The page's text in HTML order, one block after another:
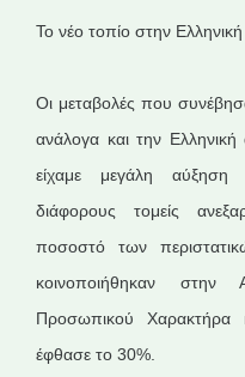
Το νέο τοπίο στην
Οι μεταβολές που
ανάλογα και την
είχαμε μεγάλη αύξηση
διάφορους τομείς
ποσοστό των
κοινοποιήθηκαν στην
Προσωπικού Χαρακτήρα
έφθασε το 30%.